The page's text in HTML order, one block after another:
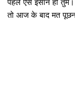
पहले ऐसे इंसान हो तुम।
तो आज के बाद मत